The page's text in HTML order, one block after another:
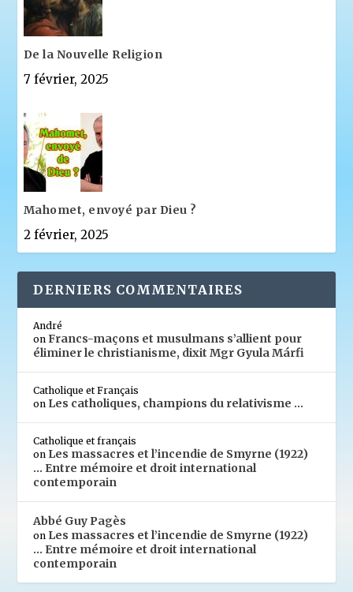
De la Nouvelle Religion
7 février, 2025
Mahomet, envoyé par Dieu ?
2 février, 2025
DERNIERS COMMENTAIRES
André
onFrancs-maçons et musulmans s’allient pour
éliminer le christianisme, dixit Mgr Gyula Márfi
Catholique et Français
on Les catholiques, champions du relativisme …
Catholique et français
on Les massacres et l’incendie de Smyrne (1922)
… Entre mémoire et droit international
contemporain
Abbé Guy Pagès
on Les massacres et l’incendie de Smyrne (1922)
… Entre mémoire et droit international
contemporain